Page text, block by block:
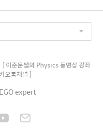
[ 이준문쌤의 Physics 동영상 강좌
오톡채널 ]
expert